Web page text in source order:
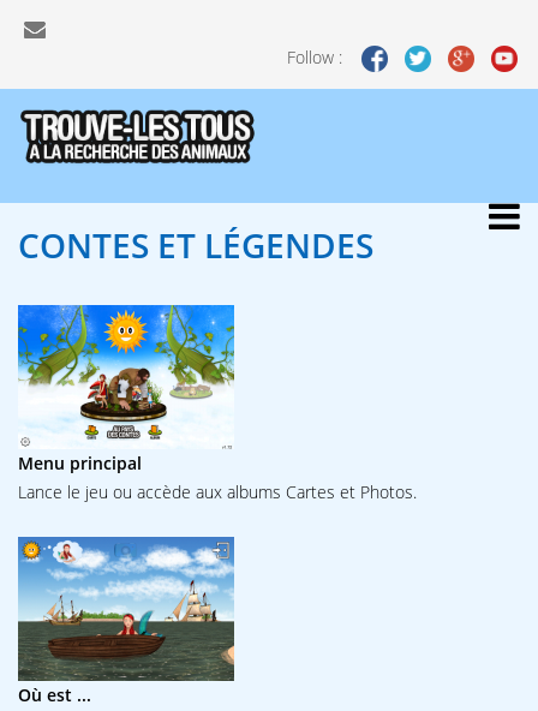
Follow :
CONTES ET LÉGENDES
Menu principal
Lance le jeu ou accède aux albums Cartes et Photos.
Où est ...